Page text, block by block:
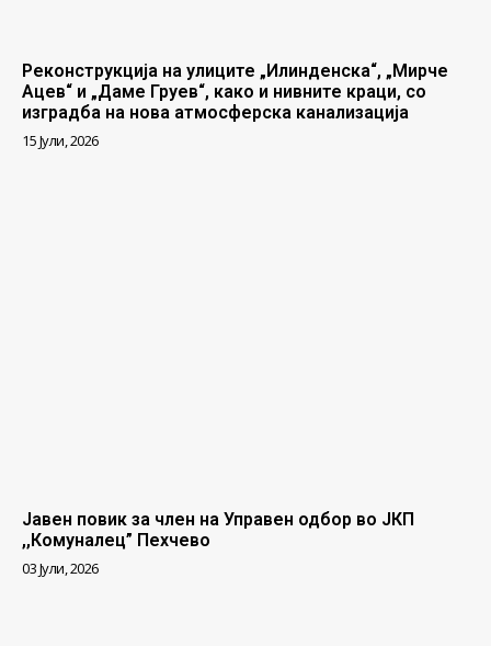
Реконструкција на улиците „Илинденска“, „Мирче
Ацев“ и „Даме Груев“, како и нивните краци, со
изградба на нова атмосферска канализација
15 Јули, 2026
Јавен повик за член на Управен одбор во ЈКП
,,Комуналец” Пехчево
03 Јули, 2026